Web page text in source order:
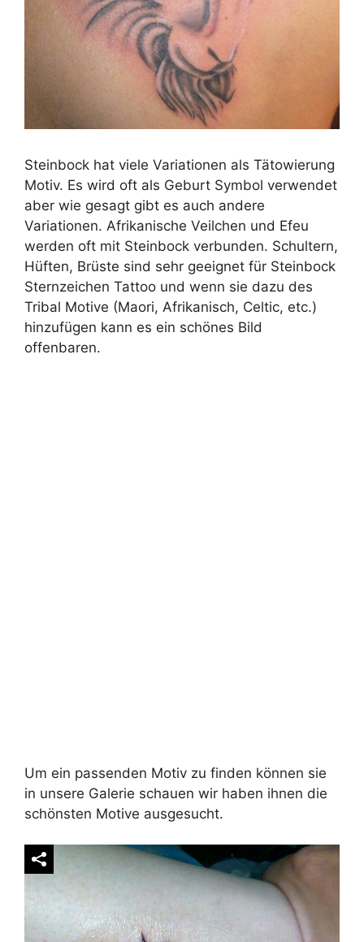
Steinbock hat viele Variationen als Tätowierung
Motiv. Es wird oft als Geburt Symbol verwendet
aber wie gesagt gibt es auch andere
Variationen. Afrikanische Veilchen und Efeu
werden oft mit Steinbock verbunden. Schultern,
Hüften, Brüste sind sehr geeignet für Steinbock
Sternzeichen Tattoo und wenn sie dazu des
Tribal Motive (Maori, Afrikanisch, Celtic, etc.)
hinzufügen kann es ein schönes Bild
offenbaren.
Um ein passenden Motiv zu finden können sie
in unsere Galerie schauen wir haben ihnen die
schönsten Motive ausgesucht.